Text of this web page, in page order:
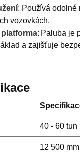
: Používá odolné
vozovkách.
platforma: Paluba je
a zajišťuje
40 - 60 tun
12 500